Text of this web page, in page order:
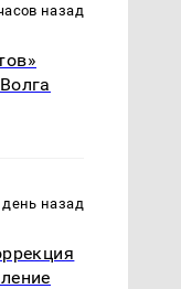
назад
день назад